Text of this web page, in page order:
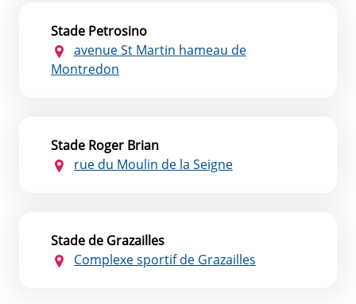
Stade Petrosino
avenue St Martin hameau de
Montredon
Stade Roger Brian
rue du Moulin de la Seigne
Stade de Grazailles
Complexe sportif de Grazailles